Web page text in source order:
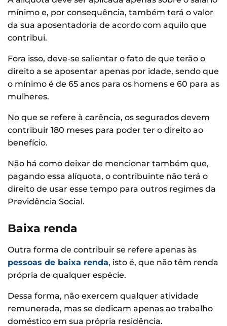
mínimo e, por consequência, também terá o valor
da sua aposentadoria de acordo com aquilo que
contribui.
Fora isso, deve-se salientar o fato de que terão o
direito a se aposentar apenas por idade, sendo que
o mínimo é de 65 anos para os homens e 60 para as
mulheres.
No que se refere à carência, os segurados devem
contribuir 180 meses para poder ter o direito ao
benefício.
Não há como deixar de mencionar também que,
pagando essa alíquota, o contribuinte não terá o
direito de usar esse tempo para outros regimes da
Previdência Social.
Baixa renda
Outra forma de contribuir se refere apenas às
pessoas de baixa renda, isto é, que não têm renda
própria de qualquer espécie.
Dessa forma, não exercem qualquer atividade
remunerada, mas se dedicam apenas ao trabalho
doméstico em sua própria residência.